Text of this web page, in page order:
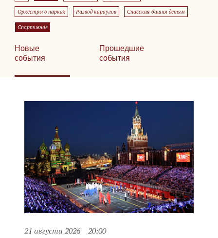
Оркестры в парках Развод караулов Спасская башня детям
Спортивное
Новые
события
Прошедшие
события
21 августа 2026 20:00